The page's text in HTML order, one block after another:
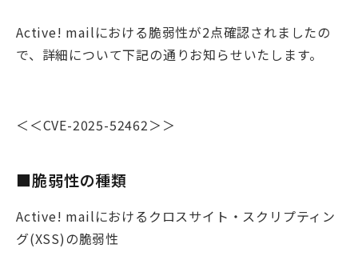
Active! mailにおける脆弱性が2点確認されましたの
で、詳細について下記の通りお知らせいたします。
＜＜CVE-2025-52462＞＞
■脆弱性の種類
Active! mailにおけるクロスサイト・スクリプティン
グ(XSS)の脆弱性